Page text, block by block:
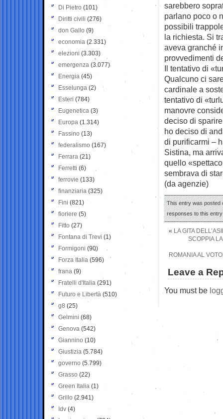
sarebbero
parlano poco o
possibili
la richiesta. Si
aveva granché
provvedimenti
Il tentativo di
Qualcuno ci
cardinale a
tentativo di
manovre
deciso di
ho deciso di
di purificarmi –
Sistina, ma
quello
sembrava di
(da agenzie)
This entry was posted
responses to this
« LA GITA
SCOPPIA
ROMANIA AL
Leave a
You must be
Di Pietro (101)
Diritti civili (276)
don Gallo (9)
economia (2.331)
elezioni (3.303)
emergenza (3.077)
Energia (45)
Esselunga (2)
Esteri (784)
Eugenetica (3)
Europa (1.314)
Fassino (13)
federalismo (167)
Ferrara (21)
Ferretti (6)
ferrovie (133)
finanziaria (325)
Fini (821)
fioriere (5)
Fitto (27)
Fontana di Trevi (1)
Formigoni (90)
Forza Italia (596)
frana (9)
Fratelli d'Italia (291)
Futuro e Libertà (510)
g8 (25)
Gelmini (68)
Genova (542)
Giannino (10)
Giustizia (5.784)
governo (5.799)
Grasso (22)
Green Italia (1)
Grillo (2.941)
Idv (4)